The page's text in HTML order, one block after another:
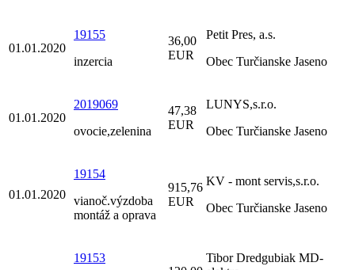
01.01.2020
19155
inzercia
36,00
EUR
Petit Pres, a.s.
Obec Turčianske Jaseno
01.01.2020
2019069
ovocie,zelenina
47,38
EUR
LUNYS,s.r.o.
Obec Turčianske Jaseno
01.01.2020
19154
vianoč.výzdoba
montáž a oprava
915,76
EUR
KV - mont servis,s.r.o.
Obec Turčianske Jaseno
19153
Tibor Dredgubiak MD-